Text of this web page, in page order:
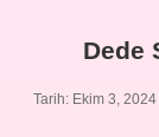
Dede
Tarih: Ekim 3, 2024